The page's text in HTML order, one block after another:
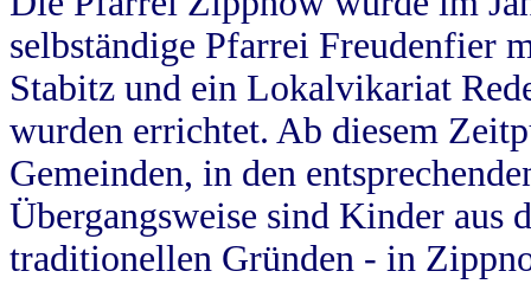
selbständige Pfarrei Freudenfier
Stabitz und ein Lokalvikariat
wurden errichtet. Ab diesem
Gemeinden, in den
Übergangsweise sind Kinder aus
traditionellen Gründen - in